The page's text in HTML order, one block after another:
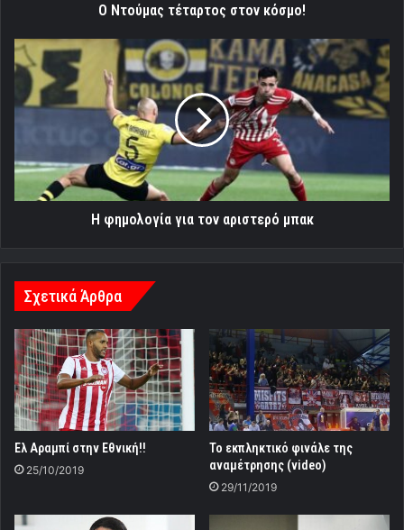
Ο Ντούμας τέταρτος στον κόσμο!
Η
φημολογία
τον
Η φημολογία για τον αριστερό μπακ
Σχετικά Άρθρα
Ελ Αραμπί στην Εθνική!!
25/10/2019
Το εκπληκτικό φινάλε της
αναμέτρησης (video)
29/11/2019